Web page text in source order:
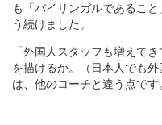
も「バイリンガルであるこ
う続けました。
「外国人スタッフも増えて
を描けるか。（日本人でも
は、他のコーチと違う点です